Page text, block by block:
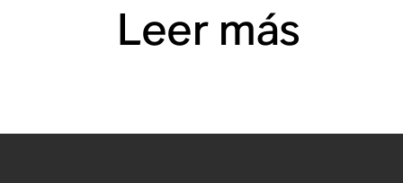
Leer más